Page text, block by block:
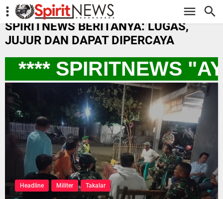
-->
SPIRITNEWS BERITANYA: LUGAS,
JUJUR DAN DAPAT DIPERCAYA
**** SPIRITNEWS
Headline Militer Takalar